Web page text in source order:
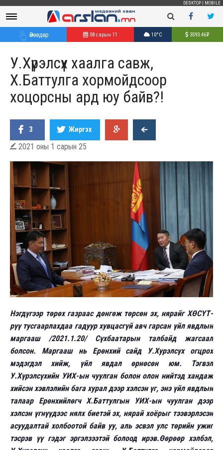
DESKTOP MOBILE
Өнөөдөр 08 сарын 11 10°C 3593.46₮
У.Хүрэлсүх хаалга савж,
Х.Баттулга хормойдсоор
хоцорсны ард юу байв?!
3 Жиргэх
 2021 оны 1 сарын 25
Нэгдүгээр төрөх газраас дөнгөж төрсөн эх, нярайг ХӨСҮТ-
рүү тусгаарлахдаа гадуур хувцасгүй авч гарсан үйл явдлын
маргааш /2021.1.20/ Сүхбаатарын талбайд жагсаал
болсон. Маргааш нь Ерөнхий сайд У.Хурэлсүх огцрох
мэдэгдэл хийж, үйл явдал өрнөсөн юм. Тэгвэл
У.Хүрэлсүхийн УИХ-ын чуулган болон олон нийтэд хандаж
хийсэн хэвлэлийн бага хурал дээр хэлсэн үг, энэ үйл явдлын
талаар Ерөнхийлөгч Х.Баттулгын УИХ-ын чуулган дээр
хэлсэн үгнүүдээс нялх биетэй эх, нярай хоёрыг тээвэрлэсэн
асуудалтай холбоотой байв уу, аль эсвэл улс төрийн ужиг
тэсрэв үү гэдэг эргэлзээтэй болоод ирэв.Өөрөөр хэлбэл,